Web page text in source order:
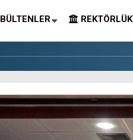
BÜLTENLER REKTÖRLÜK